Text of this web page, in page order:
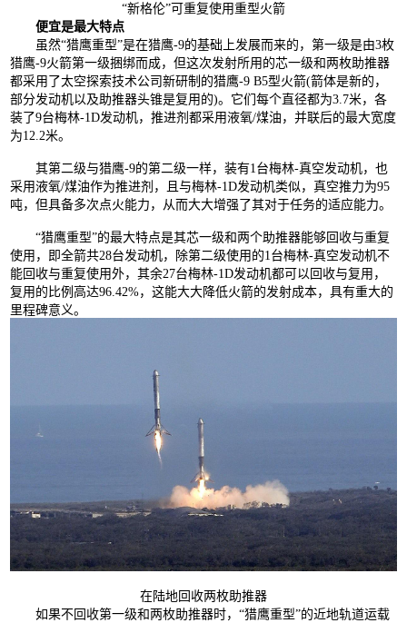
“新格伦”可重复使用重型火箭
便宜是最大特点
虽然“猎鹰重型”是在猎鹰-9的基础上发展而来的，第一级是由3枚
猎鹰-9火箭第一级捆绑而成，但这次发射所用的芯一级和两枚助推器
都采用了太空探索技术公司新研制的猎鹰-9 B5型火箭(箭体是新的，
部分发动机以及助推器头锥是复用的)。它们每个直径都为3.7米，各
装了9台梅林-1D发动机，推进剂都采用液氧/煤油，并联后的最大宽度
为12.2米。
其第二级与猎鹰-9的第二级一样，装有1台梅林-真空发动机，也
采用液氧/煤油作为推进剂，且与梅林-1D发动机类似，真空推力为95
吨，但具备多次点火能力，从而大大增强了其对于任务的适应能力。
“猎鹰重型”的最大特点是其芯一级和两个助推器能够回收与重复
使用，即全箭共28台发动机，除第二级使用的1台梅林-真空发动机不
能回收与重复使用外，其余27台梅林-1D发动机都可以回收与复用，
复用的比例高达96.42%，这能大大降低火箭的发射成本，具有重大的
里程碑意义。
在陆地回收两枚助推器
如果不回收第一级和两枚助推器时，“猎鹰重型”的近地轨道运载